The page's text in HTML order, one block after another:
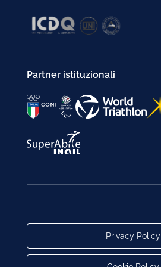
Partner istituzionali
Privacy Policy